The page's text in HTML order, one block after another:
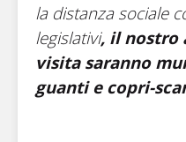
la distanza sociale
legislativi, il nostro
visita saranno
guanti e copri-